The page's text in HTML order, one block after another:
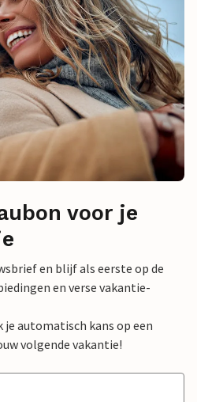
voor je
en blijf als eerste op de
en verse vakantie-
je automatisch kans op een
volgende vakantie!